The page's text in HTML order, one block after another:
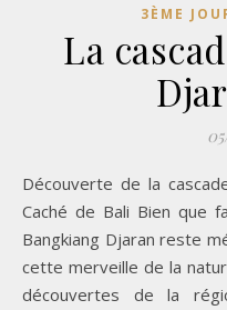
3ÈME
La
Découverte de la cascade Bangkiang Djaran : Un Trésor
Caché de Bali Bien que
Bangkiang Djaran reste
cette merveille de la
découvertes de la